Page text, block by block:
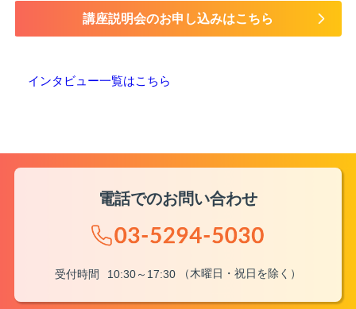
講座説明会のお申し込みはこちら
インタビュー一覧はこちら
電話でのお問い合わせ
受付時間 10:30～17:30 （木曜日・祝日を除く）